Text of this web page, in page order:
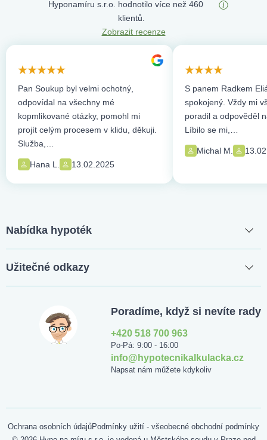
Hyponamíru s.r.o. hodnotilo více než 460
klientů.
Zobrazit recenze
Pan Soukup byl velmi ochotný,
odpovídal na všechny mé
kopmlikované otázky, pomohl mi
projít celým procesem v klidu, děkuji.
Služba,…
Hana L. 13.02.2025
S panem Radkem
spokojený. Vždy mi
poradil a odpověděl
Líbilo se mi,…
Michal M.
Nabídka hypoték
Užitečné odkazy
Poradíme, když si nevíte rady
+420 518 700 963
Po-Pá: 9:00 - 16:00
info@hypotecnikalkulacka.cz
Napsat nám můžete kdykoliv
Ochrana osobních údajůPodmínky užití - všeobecné obchodní podmínky